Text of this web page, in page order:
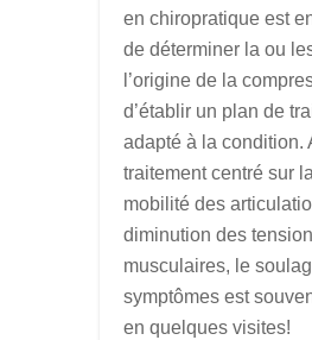
en chiropratique est
de déterminer la ou
l’origine de la
d’établir un plan de
adapté à la condition.
traitement centré sur
mobilité des
diminution des
musculaires, le
symptômes est
en quelques visites!